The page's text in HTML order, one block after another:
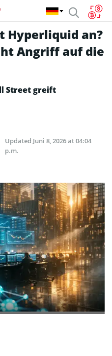
Hyperliquid an?
Angriff auf die
Street greift
Updated Juni 8, 2026 at 04:04
p.m.